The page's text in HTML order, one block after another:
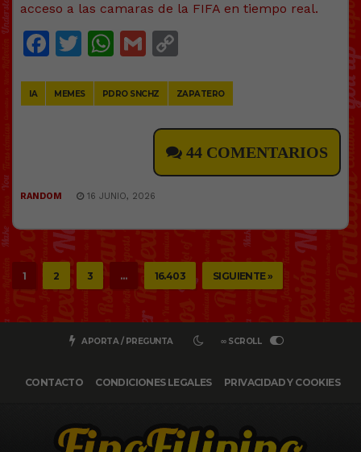
acceso a las camaras de la FIFA en tiempo real.
Facebook
Twitter
WhatsApp
Gmail
IA MEMES PDRO SNCHZ ZAPATERO
44 COMENTARIOS
RANDOM 16 JUNIO, 2026
1 2 3 … 16.403 SIGUIENTE »
APORTA / PREGUNTA ∞ SCROLL
CONTACTO CONDICIONES LEGALES PRIVACIDAD Y COOKIES